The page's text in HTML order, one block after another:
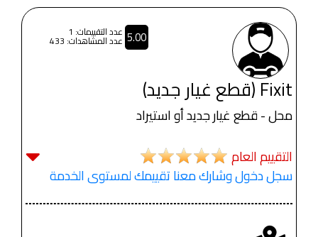
Fixit (قطع غيار جديد)
محل - قطع غيار جديد أو استيراد
التقييم العام
سجل دخول وشارك معنا تقييمك لمستوى الخدمة
5.00 عدد التقييمات: 1
عدد المشاهدات: 433